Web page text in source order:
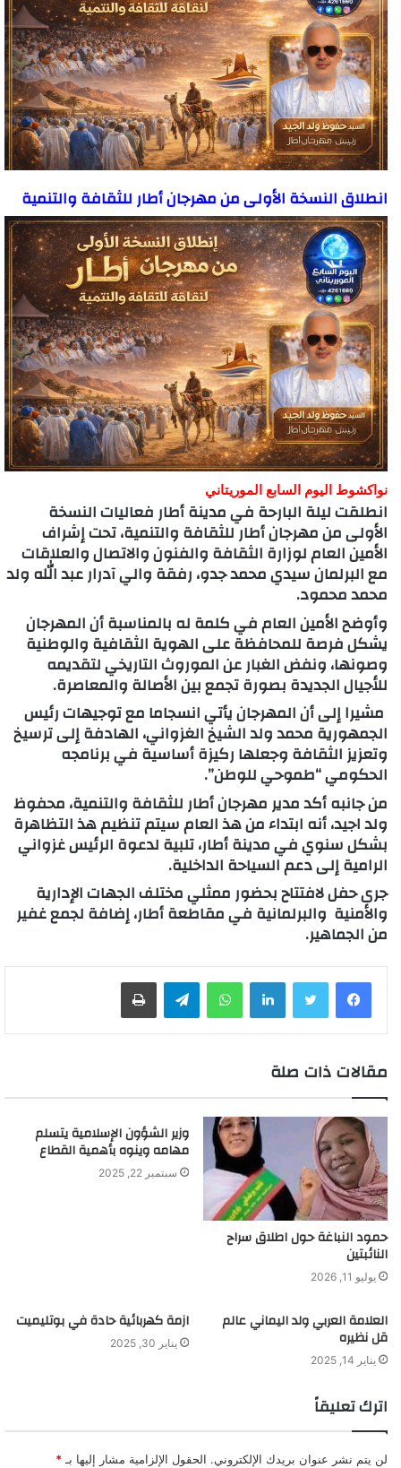
انطلاق النسخة الأولى من مهرجان أطار للثقافة والتنمية
نواكشوط اليوم السابع الموريتاني
انطلقت ليلة البارحة في مدينة أطار فعاليات النسخة
الأولى من مهرجان أطار للثقافة والتنمية، تحت إشراف
الأمين العام لوزارة الثقافة والفنون والاتصال والعلاقات
مع البرلمان سيدي محمد جدو، رفقة والي آدرار عبد الله ولد
محمد محمود.
وأوضح الأمين العام في كلمة له بالمناسبة أن المهرجان
يشكل فرصة للمحافظة على الهوية الثقافية والوطنية
وصونها، ونفض الغبار عن الموروث التاريخي لتقديمه
للأجيال الجديدة بصورة تجمع بين الأصالة والمعاصرة.
مشيرا إلى أن المهرجان يأتي انسجاما مع توجيهات رئيس
الجمهورية محمد ولد الشيخ الغزواني، الهادفة إلى ترسيخ
وتعزيز الثقافة وجعلها ركيزة أساسية في برنامجه
الحكومي “طموحي للوطن”.
من جانبه أكد مدير مهرجان أطار للثقافة والتنمية، محفوظ
ولد اجيد، أنه ابتداء من هذ العام سيتم تنظيم هذ التظاهرة
بشكل سنوي في مدينة أطار، تلبية لدعوة الرئيس غزواني
الرامية إلى دعم السياحة الداخلية.
جرى حفل لافتتاح بحضور ممثلي مختلف الجهات الإدارية
والأمنية والبرلمانية في مقاطعة أطار، إضافة لجمع غفير
من الجماهير.
لينكدإن واتساب
مقالات ذات صلة
حمود النباغة حول اطلاق سراح
النائبتين
يوليو 11, 2026
وزير الشؤون الإسلامية يتسلم
مهامه وينوه بأهمية القطاع
سبتمبر 22, 2025
العلامة العربي ولد اليماني عالم
قل نظيره
يناير 14, 2025
ازمة كهربائية حادة في بوتليميت
يناير 30, 2025
اترك تعليقاً
لن يتم نشر عنوان بريدك الإلكتروني. الحقول الإلزامية مشار إليها بـ *